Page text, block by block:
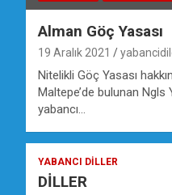
Alman Göç Yasası
19 Aralık 2021
Nitelikli Göç Yasası
Maltepe’de bulunan Ngls
yabancı…
YABANCI DILLER
DİLLER